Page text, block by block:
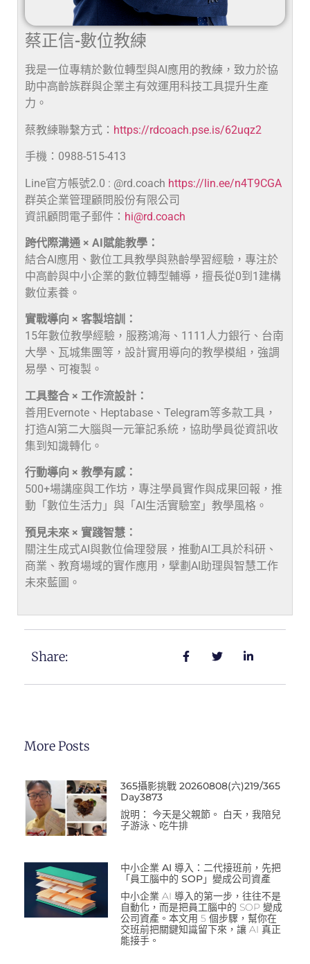
蔡正信-數位教練
我是一位專精於數位轉型與AI應用的教練，致力於協
助中高齡族群與企業主有效運用科技工具提升生產
力。
蔡教練聯繫方式： https://rdcoach.pse.is/62uqz2
手機：0988-515-413
Line官方帳號2.0 : @rd.coach https://lin.ee/n4T9CGA
群英企業管理顧問股份有限公司
資訊顧問電子郵件： hi@rd.coach
跨代際溝通 × AI賦能教學：
結合AI應用、數位工具教學與熟齡學習經驗，專注於
中高齡與中小企業的數位轉型輔導，擅長從0到1建構
數位素養。
實戰導向 × 客製培訓：
15年數位教學經驗，服務鴻海、1111人力銀行、台南
大學、瓦城集團等，設計實用導向的教學模組，強調
易學、可複製。
工具整合 × 工作流設計：
善用Evernote、Heptabase、Telegram等多款工具，
打造AI第二大腦與一元筆記系統，協助學員從資訊收
集到知識轉化。
行動導向 × 教學有感：
500+場講座與工作坊，專注學員實作與成果回報，推
動「數位生活力」與「AI生活實驗室」教學風格。
預見未來 × 實踐智慧：
關注生成式AI與數位倫理發展，推動AI工具於科研、
商業、教育場域的實作應用，擘劃AI助理與智慧工作
未來藍圖。
Share:
More Posts
365攝影挑戰 20260808(六)219/365
Day3873
說明： 今天是父親節。 白天，我陪兒
子游泳、吃牛排
中小企業 AI 導入：二代接班前，先把
「員工腦中的 SOP」變成公司資產
中小企業 AI 導入的第一步，往往不是
自動化，而是把員工腦中的 SOP 變成
公司資產。本文用 5 個步驟，幫你在
交班前把關鍵知識留下來，讓 AI 真正
能接手。